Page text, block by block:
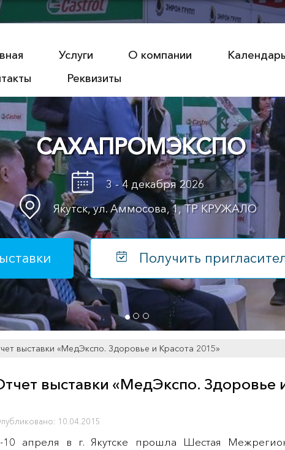
Услуги О компании
Реквизиты
СЕВЕРА.
26 - 28 февраля 2026
Якутск, ул. Кирова, 20/1, СК МОДУН
Получить
выставки «МедЭкспо. Здоровье и Красота 2015»
выставки «МедЭкспо. Здоровье
10.04.2015
10 апреля в г. Якутске прошла Шестая